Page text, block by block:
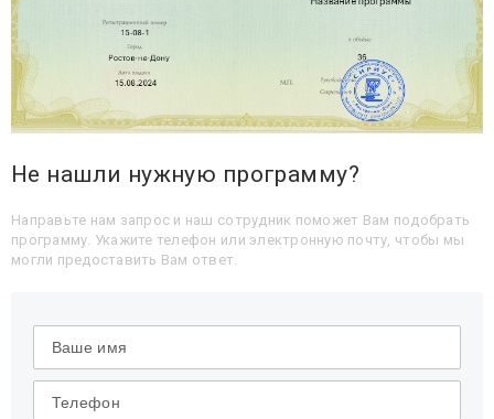
Не нашли нужную программу?
Направьте нам запрос и наш сотрудник поможет Вам подобрать
программу. Укажите телефон или электронную почту, чтобы мы
могли предоставить Вам ответ.